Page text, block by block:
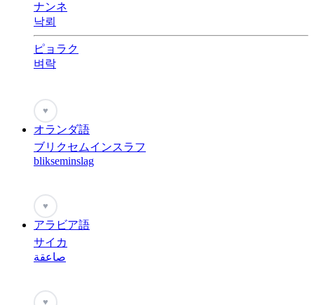
ナンネ
낙뢰
ピョラク
벼락
♥
オランダ語
ブリクセムインスラフ
blikseminslag
♥
アラビア語
サイカ
صاعقة
♥